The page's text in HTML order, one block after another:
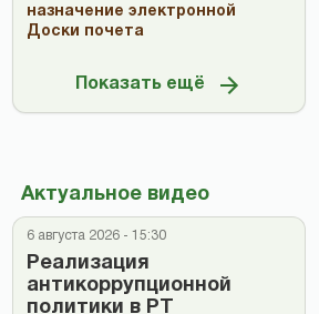
назначение электронной
Доски почета
Показать ещё
Актуальное видео
6 августа 2026 - 15:30
Реализация
антикоррупционной
политики в РТ